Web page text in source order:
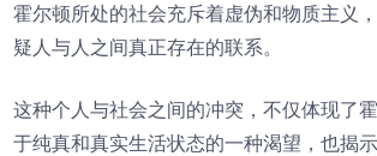
霍尔顿所处的社会充斥着虚伪和物质主义
疑人与人之间真正存在的联系。
这种个人与社会之间的冲突，不仅体现了
于纯真和真实生活状态的一种渴望，也揭